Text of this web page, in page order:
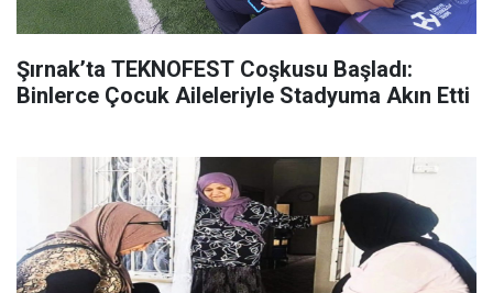
Şırnak’ta TEKNOFEST Coşkusu Başladı:
Binlerce Çocuk Aileleriyle Stadyuma Akın Etti